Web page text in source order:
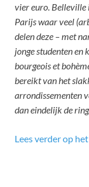
vier euro. Belleville
Parijs waar veel
delen deze – met
jonge studenten en
bourgeois et
bereikt van het
arrondissementen
dan eindelijk de
Lees verder op